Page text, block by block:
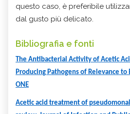
questo caso, è preferibile
dal gusto più delicato.
Bibliografia e fonti
The Antibacterial Activity of Acetic
Producing Pathogens of Relevance to
ONE
Acetic acid treatment of